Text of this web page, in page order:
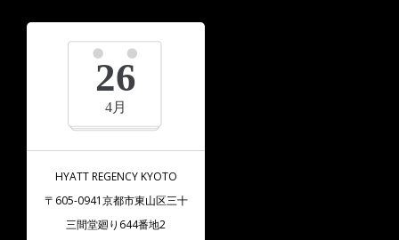
26
4月
HYATT REGENCY KYOTO
〒605-0941京都市東山区三十
三間堂廻り644番地2